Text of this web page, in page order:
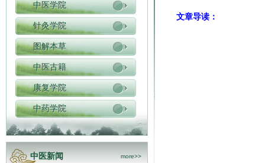
中医学院
针灸学院
图解本草
中医古籍
康复学院
中药学院
中医新闻 more>>
文章导读：